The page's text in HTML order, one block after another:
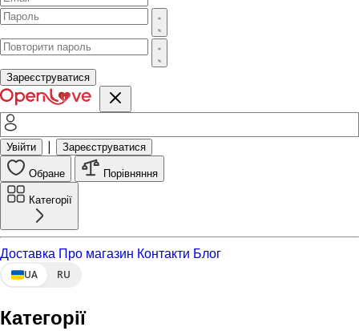
Зареєструватися
Увійти | Зареєструватися
Обране Порівняння
Категорії
Доставка Про магазин Контакти Блог
UA RU
Категорії